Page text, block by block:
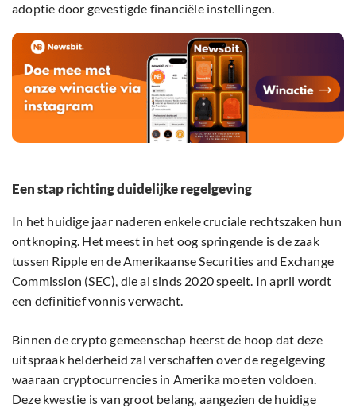
adoptie door gevestigde financiële instellingen.
Een stap richting duidelijke regelgeving
In het huidige jaar naderen enkele cruciale rechtszaken hun
ontknoping. Het meest in het oog springende is de zaak
tussen Ripple en de Amerikaanse Securities and Exchange
Commission (SEC), die al sinds 2020 speelt. In april wordt
een definitief vonnis verwacht.
Binnen de crypto gemeenschap heerst de hoop dat deze
uitspraak helderheid zal verschaffen over de regelgeving
waaraan cryptocurrencies in Amerika moeten voldoen.
Deze kwestie is van groot belang, aangezien de huidige